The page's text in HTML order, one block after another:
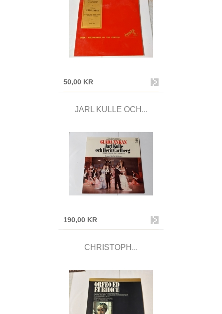
50,00 KR
JARL KULLE OCH...
190,00 KR
CHRISTOPH...